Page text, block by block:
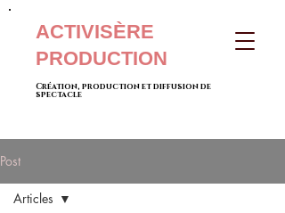
ACTIVISÈRE
PRODUCTION
Création, production et diffusion de
spectacle
Post
Articles